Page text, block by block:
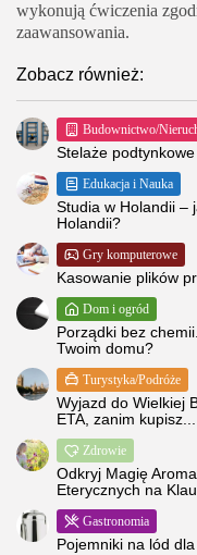
wykonują ćwiczenia
zaawansowania.
Zobacz również:
Budownictwo/
Stelaże
Edukacja i Nauka
Studia w Holandii –
Holandii?
Gry komputerowe
Kasowanie plików
Dom i ogród
Porządki bez
Twoim domu?
Turystyka/Podróże
Wyjazd do Wielkiej
ETA, zanim kupisz...
Zdrowie
Odkryj Magię
Eterycznych na
Gastronomia
Pojemniki na lód